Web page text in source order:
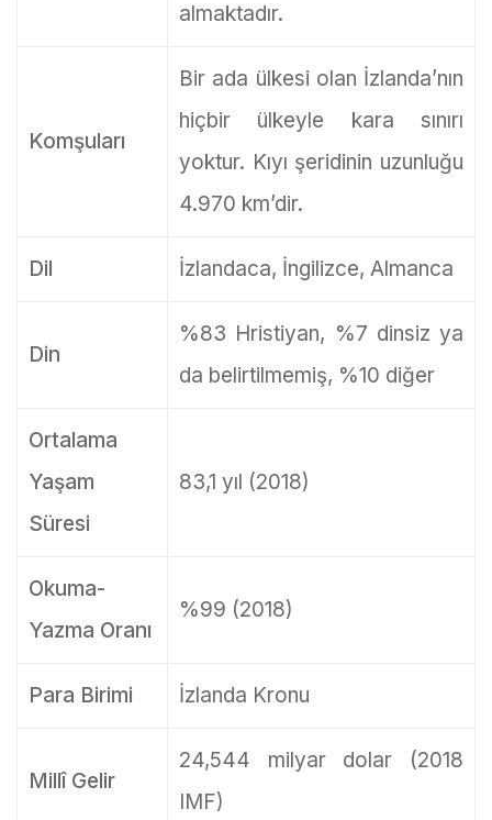
almaktadır.
Komşuları
Bir ada ülkesi olan İzlanda’nın
hiçbir ülkeyle kara sınırı
yoktur. Kıyı şeridinin uzunluğu
4.970 km’dir.
Dil İzlandaca, İngilizce, Almanca
Din
%83 Hristiyan, %7 dinsiz ya
da belirtilmemiş, %10 diğer
Ortalama
Yaşam
Süresi
83,1 yıl (2018)
Okuma-
Yazma Oranı
%99 (2018)
Para Birimi İzlanda Kronu
Millî Gelir
24,544 milyar dolar (2018
IMF)